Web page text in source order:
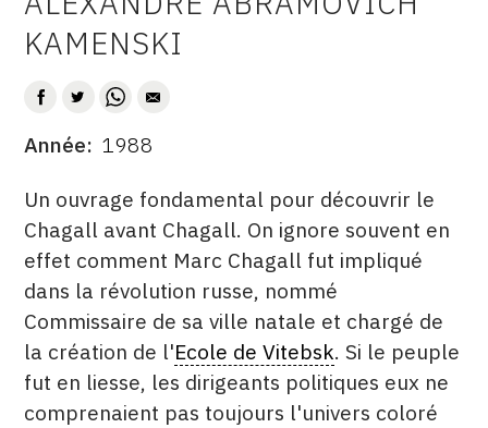
SUIVEZ-NOUS
INSTAGRAM
FACEBOOK
TWITTER
PINTEREST
AUTEUR
KAMENSKI
DATE
Année 1988
DESCRITPTION
Un ouvrage fondamental pour découvrir le
Chagall avant Chagall. On ignore souvent en
effet comment Marc Chagall fut impliqué
dans la révolution russe, nommé
Commissaire de sa ville natale et chargé de
la création de l'Ecole de Vitebsk. Si le peuple
fut en liesse, les dirigeants politiques eux ne
comprenaient pas toujours l'univers coloré